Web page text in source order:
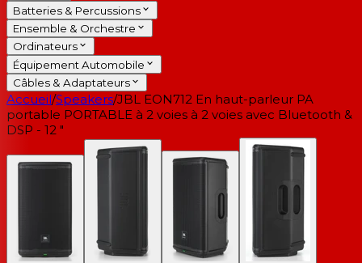
Batteries & Percussions
Ensemble & Orchestre
Ordinateurs
Équipement Automobile
Câbles & Adaptateurs
Accueil/Speakers/JBL EON712 En haut-parleur PA
portable PORTABLE à 2 voies à 2 voies avec Bluetooth &
DSP - 12 "